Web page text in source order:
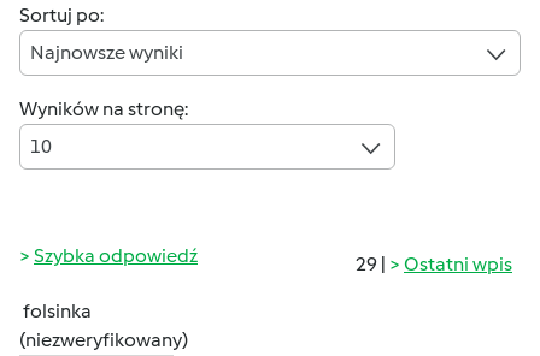
Sortuj po:
Najnowsze wyniki
Wyników na stronę:
10
29 | Ostatni wpis
Szybka odpowiedź
folsinka
(niezweryfikowany)